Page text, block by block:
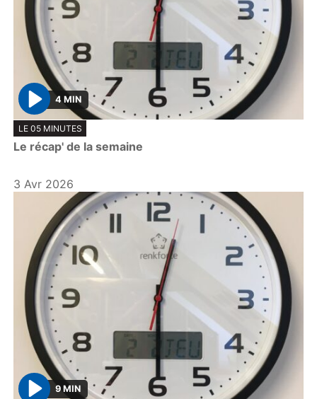
P
l
a
4 MIN
LE 05 MINUTES
Le récap' de la semaine
3 Avr 2026
9 MIN